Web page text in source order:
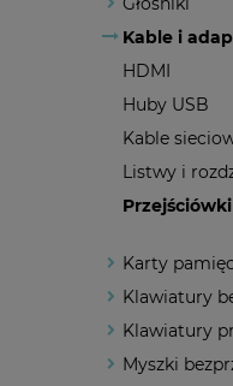
Kable i
HDMI
Huby USB
Kable
Listwy i
Karty
Klawiatury
Klawiatury
Myszki